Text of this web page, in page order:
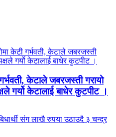
केटाले जबरजस्ती गरायो
गर्यो केटालाई बाधेर कुटपीट ।